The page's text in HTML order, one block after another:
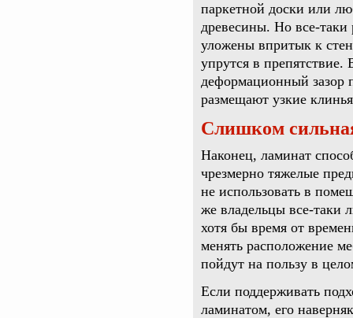
паркетной доски или
древесины. Но все-
уложены впритык к
упрутся в
деформационный зазор
размещают узкие
Слишком
Наконец, ламинат
чрезмерно тяжелые
не использовать в
же владельцы все-таки
хотя бы время от
менять расположение
пойдут на пользу в
Если поддерживать
ламинатом, его